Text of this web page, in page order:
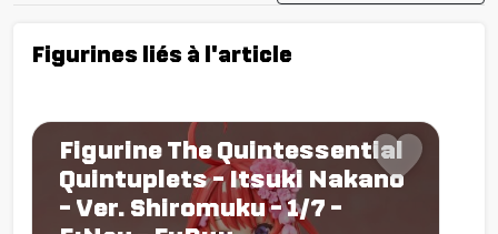
Figurines liés à l'article
Figurine The Quintessential
Quintuplets - Itsuki Nakano
- Ver. Shiromuku - 1/7 -